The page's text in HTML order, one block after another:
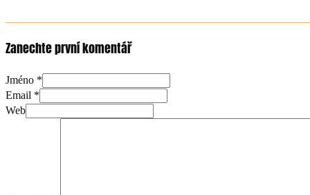
Zanechte první komentář
Jméno *
Email *
Web